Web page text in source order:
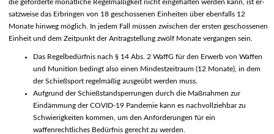
die geforderte monatliche Regelmäßigkeit nicht eingehalten werden kann, ist er-
satzweise das Erbringen von 18 geschossenen Einheiten über ebenfalls 12
Monate hinweg möglich. In jedem Fall müssen zwischen der ersten geschossenen
Einheit und dem Zeitpunkt der Antragstellung zwölf Monate vergangen sein.
Das Regelbedürfnis nach § 14 Abs. 2 WaffG für den Erwerb von Waffen
und Munition bedingt also einen Mindestzeitraum (12 Monate), in dem
der Schießsport regelmäßig ausgeübt werden muss.
Aufgrund der Schießstandsperrungen durch die Maßnahmen zur
Eindämmung der COVID-19 Pandemie kann es nachvollziehbar zu
Schwierigkeiten kommen, um den Anforderungen für ein
waffenrechtliches Bedürfnis gerecht zu werden.